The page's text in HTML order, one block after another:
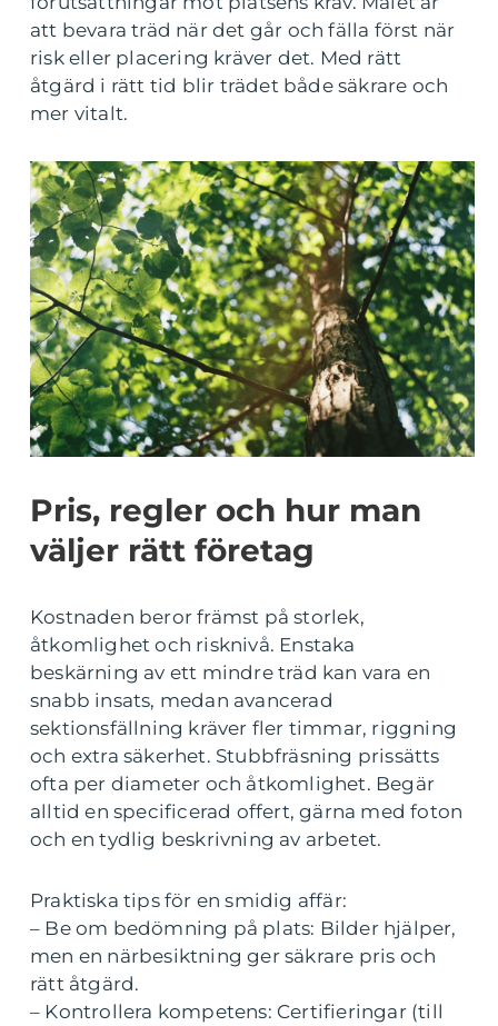
att bevara träd när det går och fälla först när
risk eller placering kräver det. Med rätt
åtgärd i rätt tid blir trädet både säkrare och
mer vitalt.
Pris, regler och hur man
väljer rätt företag
Kostnaden beror främst på storlek,
åtkomlighet och risknivå. Enstaka
beskärning av ett mindre träd kan vara en
snabb insats, medan avancerad
sektionsfällning kräver fler timmar, riggning
och extra säkerhet. Stubbfräsning prissätts
ofta per diameter och åtkomlighet. Begär
alltid en specificerad offert, gärna med foton
och en tydlig beskrivning av arbetet.
Praktiska tips för en smidig affär:
– Be om bedömning på plats: Bilder hjälper,
men en närbesiktning ger säkrare pris och
rätt åtgärd.
– Kontrollera kompetens: Certifieringar (till